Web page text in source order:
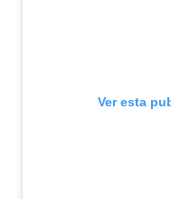
Ver esta